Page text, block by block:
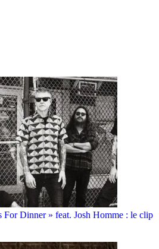
For Dinner » feat. Josh Homme : le clip